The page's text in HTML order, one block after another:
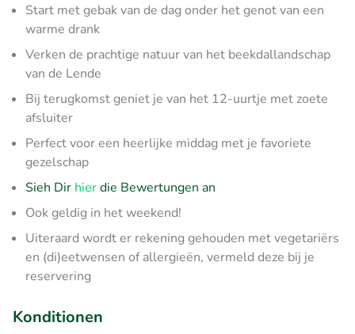
Start met gebak van de dag onder het genot van een
warme drank
Verken de prachtige natuur van het beekdallandschap
van de Lende
Bij terugkomst geniet je van het 12-uurtje met zoete
afsluiter
Perfect voor een heerlijke middag met je favoriete
gezelschap
Sieh Dir hierdie Bewertungen an
Ook geldig in het weekend!
Uiteraard wordt er rekening gehouden met vegetariërs
en (di)eetwensen of allergieën, vermeld deze bij je
reservering
Konditionen